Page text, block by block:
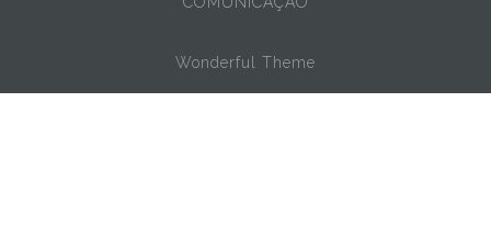
Wonderful Theme